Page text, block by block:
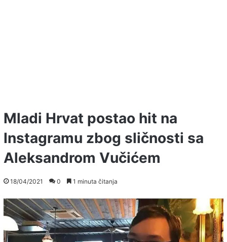
Mladi Hrvat postao hit na
Instagramu zbog sličnosti sa
Aleksandrom Vučićem
18/04/2021 0 1 minuta čitanja